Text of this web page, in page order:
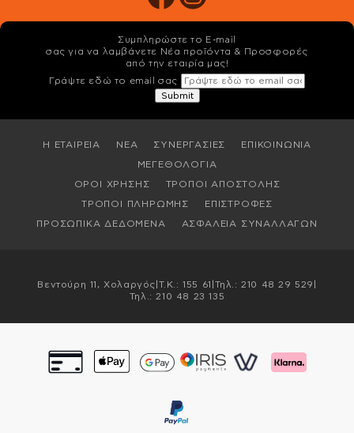
Συμπληρώστε το E-mail
σας για να λαμβάνετε Νέα προϊόντα & Προσφορές
από την εταιρία μας!
Γράψτε εδώ το email σας
Η ΕΤΑΙΡΕΙΑ ΝΕΑ ΣΥΝΕΡΓΑΣΙΕΣ ΕΠΙΚΟΙΝΩΝΙΑ
ΜΕΓΕΘΟΛΟΓΙΑ
ΟΡΟΙ ΧΡΗΣΗΣ ΤΡΟΠΟΙ ΑΠΟΣΤΟΛΗΣ
ΤΡΟΠΟΙ ΠΛΗΡΩΜΗΣ ΕΠΙΣΤΡΟΦΕΣ
ΠΡΟΣΩΠΙΚΑ ΔΕΔΟΜΕΝΑ ΑΣΦΑΛΕΙΑ ΣΥΝΑΛΛΑΓΩΝ
Βεντούρη 11, Χολαργός T.K.: 155 61 Τηλ.:210 48 29 529
Τηλ.:210 48 23 135